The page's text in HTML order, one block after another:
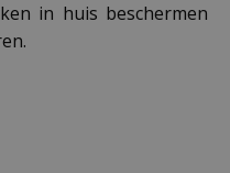
in huis beschermen